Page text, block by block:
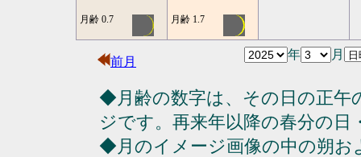
月齢 0.7 月齢 1.7
前月
年 月
◆月齢の数字は、その日の正午
ジです。再来年以降の春分の日
◆月のイメージ画像の中の朔